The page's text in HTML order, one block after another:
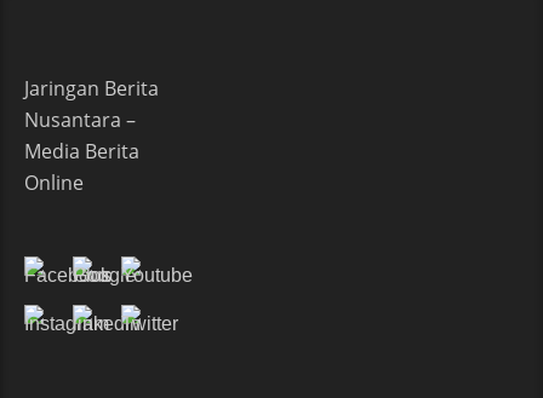
Jaringan Berita
Nusantara –
Media Berita
Online